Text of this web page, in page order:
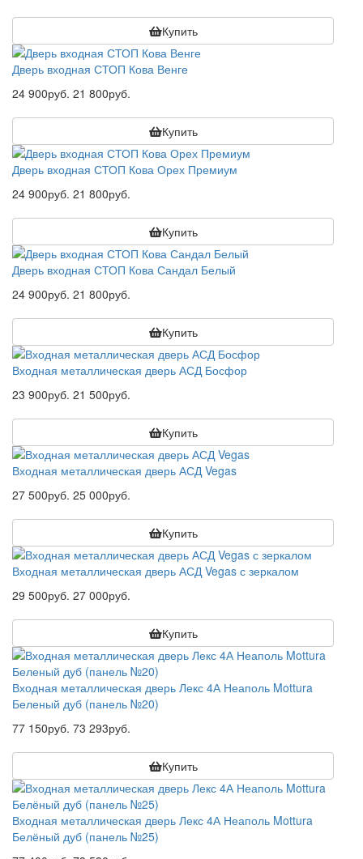
Купить
Дверь входная СТОП Кова Венге
24 900руб. 21 800руб.
Купить
Дверь входная СТОП Кова Орех Премиум
24 900руб. 21 800руб.
Купить
Дверь входная СТОП Кова Сандал Белый
24 900руб. 21 800руб.
Купить
Входная металлическая дверь АСД Босфор
23 900руб. 21 500руб.
Купить
Входная металлическая дверь АСД Vegas
27 500руб. 25 000руб.
Купить
Входная металлическая дверь АСД Vegas с зеркалом
29 500руб. 27 000руб.
Купить
Входная металлическая дверь Лекс 4А Неаполь Mottura
Беленый дуб (панель №20)
77 150руб. 73 293руб.
Купить
Входная металлическая дверь Лекс 4А Неаполь Mottura
Белёный дуб (панель №25)